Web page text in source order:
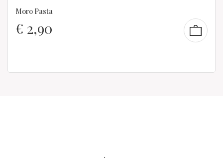
Moro Pasta
€ 2,90